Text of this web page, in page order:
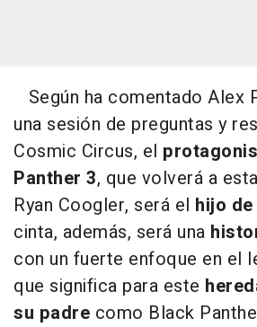
Según ha comentado Alex
una sesión de preguntas y
Cosmic Circus, el
Panther 3, que volverá a
Ryan Coogler, será el hijo
cinta, además, será una
con un fuerte enfoque en el
que significa para este
su padre como Black